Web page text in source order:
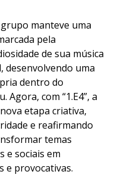
manteve uma
pela
de sua música
desenvolvendo uma
dentro do
com “1.E4”, a
etapa criativa,
e reafirmando
temas
e sociais em
e provocativas.